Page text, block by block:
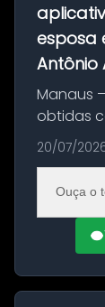
esposa
Antônio
Manaus
obtidas
morte
ocorreu
20/07/
Ouça o